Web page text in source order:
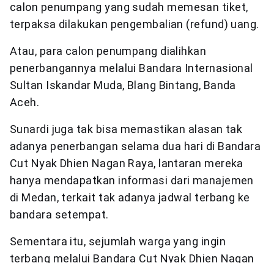
calon penumpang yang sudah memesan tiket,
terpaksa dilakukan pengembalian (refund) uang.
Atau, para calon penumpang dialihkan
penerbangannya melalui Bandara Internasional
Sultan Iskandar Muda, Blang Bintang, Banda
Aceh.
Sunardi juga tak bisa memastikan alasan tak
adanya penerbangan selama dua hari di Bandara
Cut Nyak Dhien Nagan Raya, lantaran mereka
hanya mendapatkan informasi dari manajemen
di Medan, terkait tak adanya jadwal terbang ke
bandara setempat.
Sementara itu, sejumlah warga yang ingin
terbang melalui Bandara Cut Nyak Dhien Nagan